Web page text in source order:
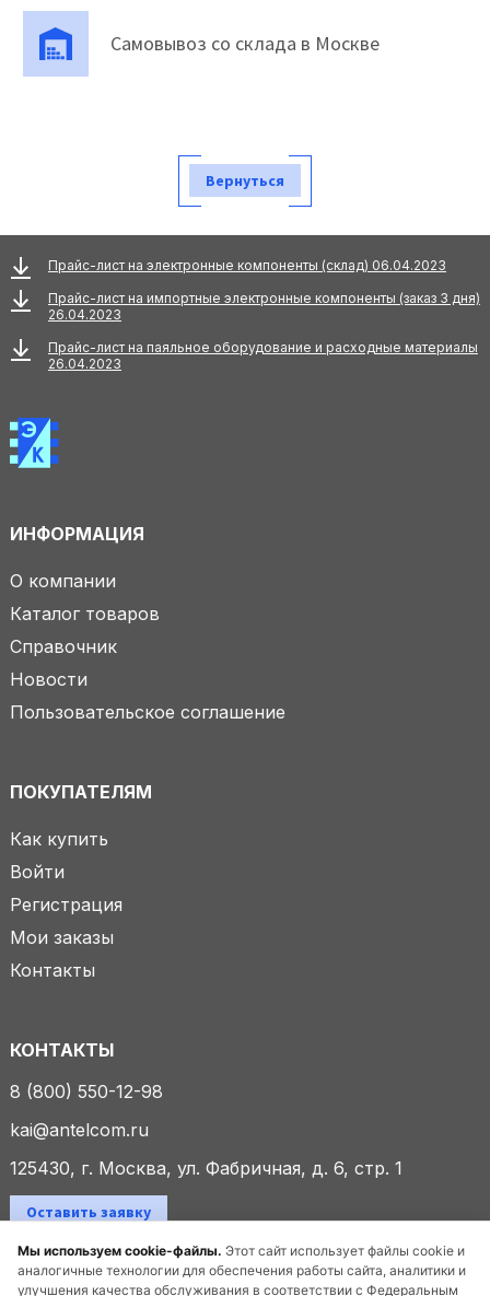
Мы используем cookie-файлы. Этот сайт использует файлы cookie и
аналогичные технологии для обеспечения работы сайта, аналитики и
улучшения качества обслуживания в соответствии с Федеральным
Самовывоз со склада в Москве
Вернуться
Прайс-лист на электронные компоненты (склад) 06.04.2023
Прайс-лист на импортные электронные компоненты (заказ 3 дня)
26.04.2023
Прайс-лист на паяльное оборудование и расходные материалы
26.04.2023
ИНФОРМАЦИЯ
О компании
Каталог товаров
Справочник
Новости
Пользовательское соглашение
ПОКУПАТЕЛЯМ
Как купить
Войти
Регистрация
Мои заказы
Контакты
КОНТАКТЫ
8 (800) 550-12-98
kai@antelcom.ru
125430, г. Москва, ул. Фабричная, д. 6, стр. 1
Оставить заявку